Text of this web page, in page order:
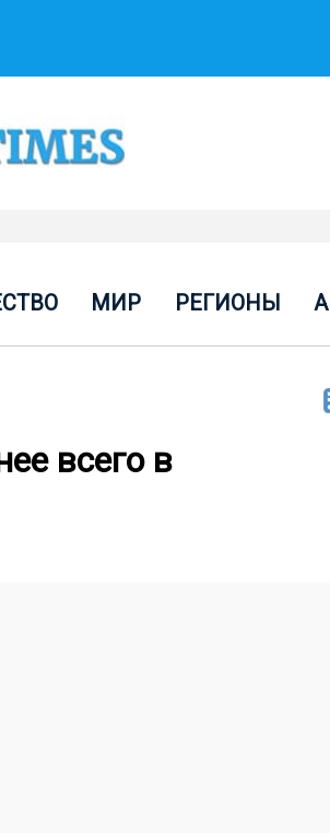
МИР РЕГИОНЫ
всего в